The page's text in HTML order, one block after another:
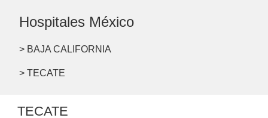
Hospitales México
> BAJA CALIFORNIA
> TECATE
TECATE